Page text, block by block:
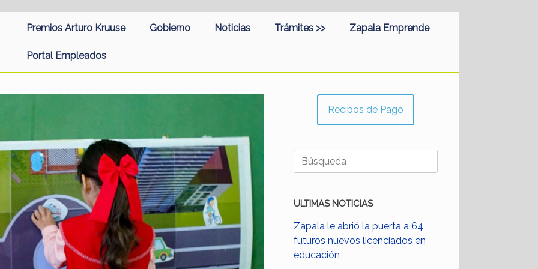
Premios Arturo Kruuse Gobierno Noticias Trámites >> Zapala Emprende
Portal Empleados
Recibos de Pago
Buscar:
ULTIMAS NOTICIAS
Zapala le abrió la puerta a 64
futuros nuevos licenciados en
educación